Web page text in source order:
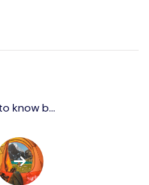
know b...